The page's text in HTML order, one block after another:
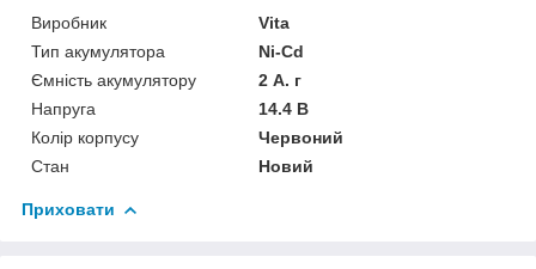
Виробник
Vita
Тип акумулятора
Ni-Cd
Ємність акумулятору
2 А. г
Напруга
14.4 В
Колір корпусу
Червоний
Стан
Новий
Приховати